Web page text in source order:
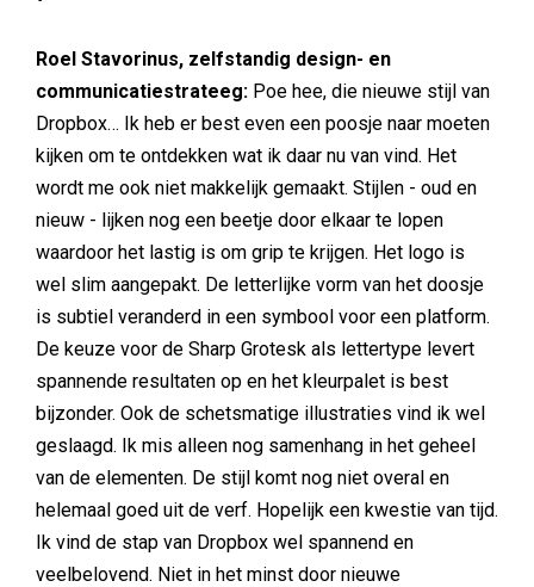
Roel Stavorinus, zelfstandig design- en
communicatiestrateeg: Poe hee, die nieuwe stijl van
Dropbox… Ik heb er best even een poosje naar moeten
kijken om te ontdekken wat ik daar nu van vind. Het
wordt me ook niet makkelijk gemaakt. Stijlen - oud en
nieuw - lijken nog een beetje door elkaar te lopen
waardoor het lastig is om grip te krijgen. Het logo is
wel slim aangepakt. De letterlijke vorm van het doosje
is subtiel veranderd in een symbool voor een platform.
De keuze voor de Sharp Grotesk als lettertype levert
spannende resultaten op en het kleurpalet is best
bijzonder. Ook de schetsmatige illustraties vind ik wel
geslaagd. Ik mis alleen nog samenhang in het geheel
van de elementen. De stijl komt nog niet overal en
helemaal goed uit de verf. Hopelijk een kwestie van tijd.
Ik vind de stap van Dropbox wel spannend en
veelbelovend. Niet in het minst door nieuwe